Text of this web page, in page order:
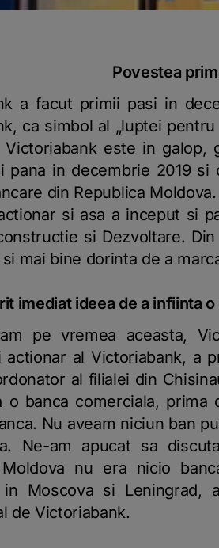
Povestea
a facut primii pasi in
ca simbol al „luptei
este in galop,
pana in decembrie 2019
din Republica
si asa a inceput si
si Dezvoltare.
mai bine dorinta de a
imediat ideea de a infiinta o
pe vremea aceasta,
actionar al Victoriabank, a
al filialei din
o banca comerciala, prima
Nu aveam niciun ban
Ne-am apucat sa
Moldova nu era nicio
in Moscova si Leningrad,
de Victoriabank.